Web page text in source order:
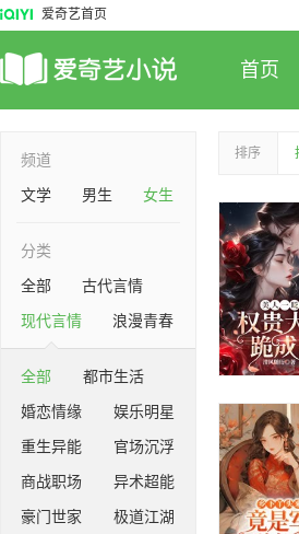
爱奇艺首页
首页
频道
文学
男生 女生
分类
全部
古代言情
现代言情
浪漫青春
全部
都市生活
婚恋情缘
娱乐明星
重生异能
官场沉浮
商战职场
异术超能
豪门世家
极道江湖
排序